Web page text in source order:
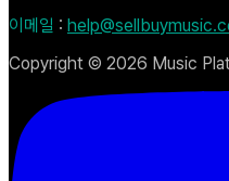
이메일 :
Copyright © 2026 Music